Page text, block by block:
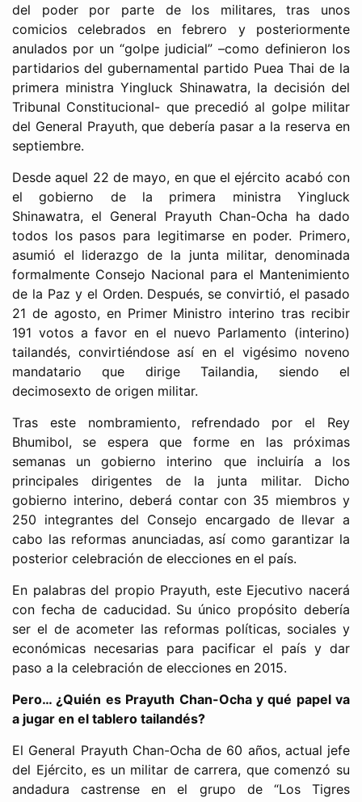
del poder por parte de los militares, tras unos
comicios celebrados en febrero y posteriormente
anulados por un “golpe judicial” –como definieron los
partidarios del gubernamental partido Puea Thai de la
primera ministra Yingluck Shinawatra, la decisión del
Tribunal Constitucional- que precedió al golpe militar
del General Prayuth, que debería pasar a la reserva en
septiembre.
Desde aquel 22 de mayo, en que el ejército acabó con
el gobierno de la primera ministra Yingluck
Shinawatra, el General Prayuth Chan-Ocha ha dado
todos los pasos para legitimarse en poder. Primero,
asumió el liderazgo de la junta militar, denominada
formalmente Consejo Nacional para el Mantenimiento
de la Paz y el Orden. Después, se convirtió, el pasado
21 de agosto, en Primer Ministro interino tras recibir
191 votos a favor en el nuevo Parlamento (interino)
tailandés, convirtiéndose así en el vigésimo noveno
mandatario que dirige Tailandia, siendo el
decimosexto de origen militar.
Tras este nombramiento, refrendado por el Rey
Bhumibol, se espera que forme en las próximas
semanas un gobierno interino que incluiría a los
principales dirigentes de la junta militar. Dicho
gobierno interino, deberá contar con 35 miembros y
250 integrantes del Consejo encargado de llevar a
cabo las reformas anunciadas, así como garantizar la
posterior celebración de elecciones en el país.
En palabras del propio Prayuth, este Ejecutivo nacerá
con fecha de caducidad. Su único propósito debería
ser el de acometer las reformas políticas, sociales y
económicas necesarias para pacificar el país y dar
paso a la celebración de elecciones en 2015.
Pero… ¿Quién es Prayuth Chan-Ocha y qué papel va
a jugar en el tablero tailandés?
El General Prayuth Chan-Ocha de 60 años, actual jefe
del Ejército, es un militar de carrera, que comenzó su
andadura castrense en el grupo de “Los Tigres